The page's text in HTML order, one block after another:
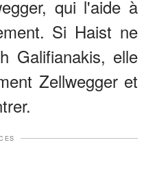
qui l'aide à
Si Haist ne
Galifianakis, elle
Zellwegger et